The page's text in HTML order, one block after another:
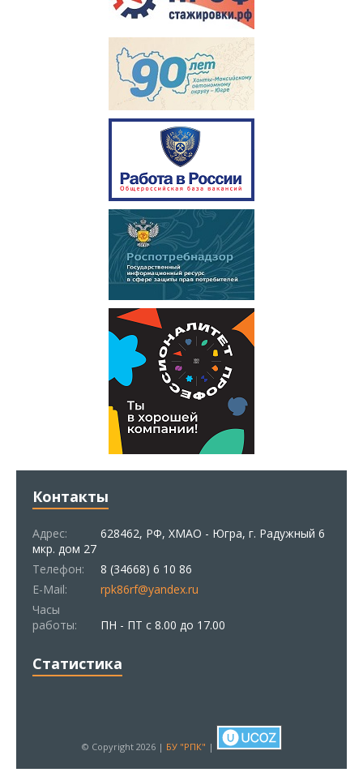
Контакты
Адрес:
628462, РФ, ХМАО - Югра, г. Радужный 6
мкр. дом 27
Телефон:
8 (34668) 6 10 86
E-Mail:
rpk86rf@yandex.ru
Часы
работы:
ПН - ПТ с 8.00 до 17.00
Статистика
© Copyright 2026 | БУ "РПК" |